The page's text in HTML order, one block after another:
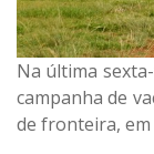
Na última
campanha de
de fronteira, em